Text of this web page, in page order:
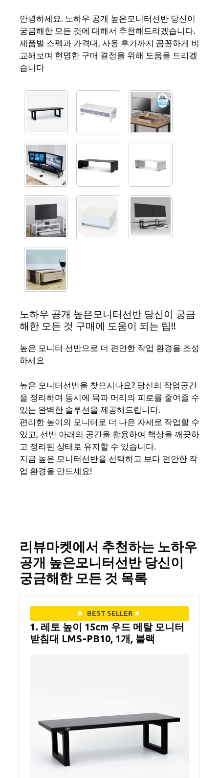
안녕하세요. 노하우 공개 높은모니터선반 당신이
궁금해한 모든 것에 대해서 추천해드리겠습니다.
제품별 스펙과 가격대, 사용 후기까지 꼼꼼하게 비
교해보며 현명한 구매 결정을 위해 도움을 드리겠
습니다
노하우 공개 높은모니터선반 당신이 궁금
해한 모든 것 구매에 도움이 되는 팁!!
높은 모니터 선반으로 더 편안한 작업 환경을 조성
하세요
높은 모니터선반을 찾으시나요? 당신의 작업공간
을 정리하며 동시에 목과 머리의 피로를 줄여줄 수
있는 완벽한 솔루션을 제공해드립니다.
편리한 높이의 모니터로 더 나은 자세로 작업할 수
있고, 선반 아래의 공간을 활용하여 책상을 깨끗하
고 정리된 상태로 유지할 수 있습니다.
지금 높은 모니터선반을 선택하고 보다 편안한 작
업 환경을 만드세요!
리뷰마켓에서 추천하는 노하우
공개 높은모니터선반 당신이
궁금해한 모든 것 목록
★ BEST SELLER ★
1. 레토 높이 15cm 우드 메탈 모니터
받침대 LMS-PB10, 1개, 블랙